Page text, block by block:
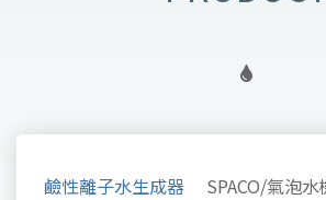
鹼性離子水生成器 SPACO/氣泡水